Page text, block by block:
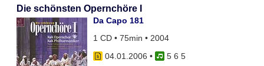
Die schönsten Opernchöre I
Da Capo 181
1 CD • 75min • 2004
04.01.2006 •
5 6 5